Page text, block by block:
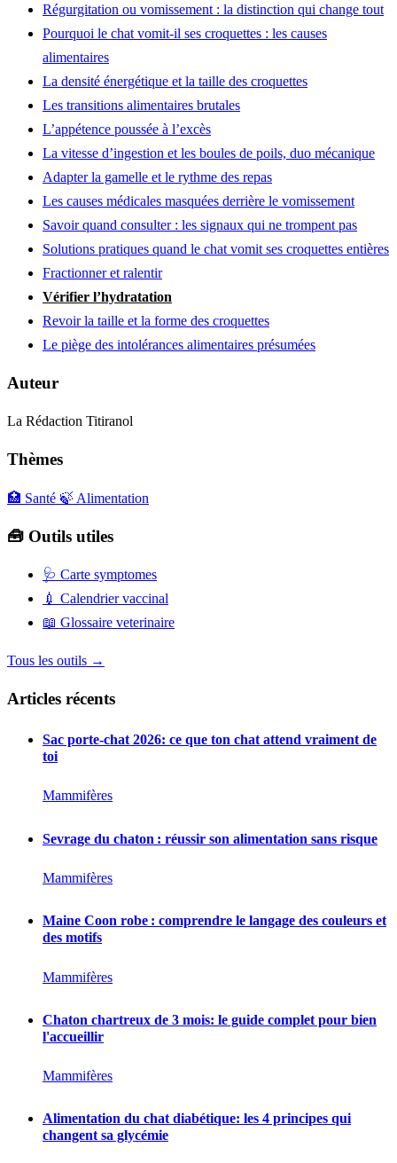
Régurgitation ou vomissement : la distinction qui change tout
Pourquoi le chat vomit-il ses croquettes : les causes
alimentaires
La densité énergétique et la taille des croquettes
Les transitions alimentaires brutales
L’appétence poussée à l’excès
La vitesse d’ingestion et les boules de poils, duo mécanique
Adapter la gamelle et le rythme des repas
Les causes médicales masquées derrière le vomissement
Savoir quand consulter : les signaux qui ne trompent pas
Solutions pratiques quand le chat vomit ses croquettes entières
Fractionner et ralentir
Vérifier l’hydratation
Revoir la taille et la forme des croquettes
Le piège des intolérances alimentaires présumées
Auteur
La Rédaction Titiranol
Thèmes
🏥 Santé 🍃 Alimentation
🧰 Outils utiles
🩺 Carte symptomes
💉 Calendrier vaccinal
📖 Glossaire veterinaire
Tous les outils →
Articles récents
Sac porte-chat 2026: ce que ton chat attend vraiment de
toi
Mammifères
Sevrage du chaton : réussir son alimentation sans risque
Mammifères
Maine Coon robe : comprendre le langage des couleurs et
des motifs
Mammifères
Chaton chartreux de 3 mois: le guide complet pour bien
l'accueillir
Mammifères
Alimentation du chat diabétique: les 4 principes qui
changent sa glycémie